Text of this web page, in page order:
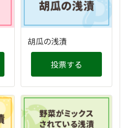
胡瓜の浅漬
投票する